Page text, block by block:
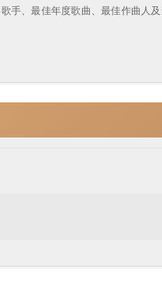
手、最佳年度歌曲、最佳作曲人